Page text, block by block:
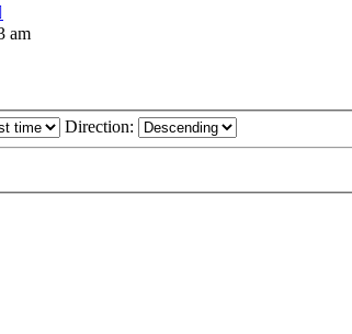
am
Direction: